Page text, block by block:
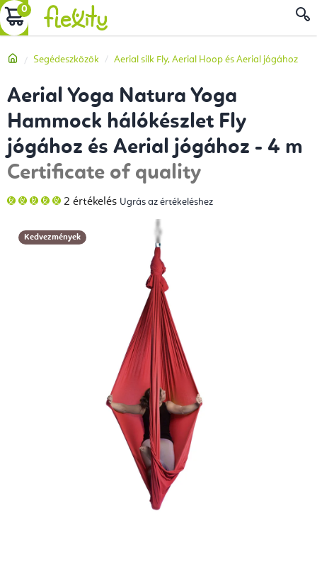
Ugrás
a
tartalomhoz
KOSÁR
Kezdőlap
Segédeszközök Aerial silk Fly, Aerial Hoop és Aerial jógához
Aerial Yoga Natura Yoga
Hammock hálókészlet Fly
jógához és Aerial jógához - 4 m
Certificate of quality
A
termék
5-
ből
5,0
2 értékelés Ugrás az értékeléshez
Kedvezmények